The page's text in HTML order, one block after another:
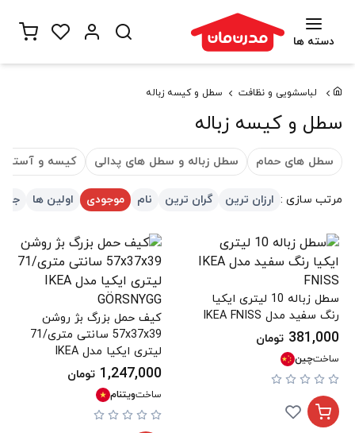
دسته ها
لباسشویی و نظافت سطل و کیسه زباله
سطل و کیسه زباله
سطل های حمام سطل زباله و سطل های پدالی کیسه و آستر
مرتب سازی : ارزان ترین گران ترین نام موجودی اولین ها
سطل زباله 10 لیتری ایکیا
رنگ سفید مدل IKEA FNISS
381,000 تومان
ساختچین
کیف حمل بزرگ بژ روشن
57x37x39 سانتی متری/71
لیتری ایکیا مدل IKEA
GÖRSNYGG
1,247,000 تومان
ساختویتنام